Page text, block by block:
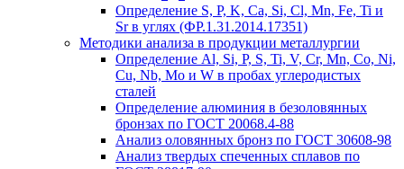
Определение S, P, K, Ca, Si, Cl, Mn, Fe, Ti и
Sr в углях (ФР.1.31.2014.17351)
Методики анализа в продукции металлургии
Определение Al, Si, P, S, Ti, V, Cr, Mn, Co, Ni,
Cu, Nb, Mo и W в пробах углеродистых
сталей
Определение алюминия в безоловянных
бронзах по ГОСТ 20068.4-88
Анализ оловянных бронз по ГОСТ 30608-98
Анализ твердых спеченных сплавов по